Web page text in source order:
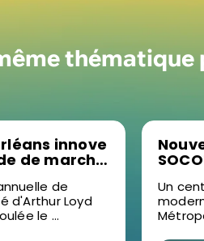
innove
de marché
à
de
d'Arthur Loyd
le ...
dans
Un